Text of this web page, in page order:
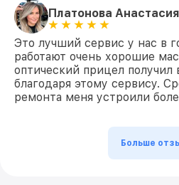
Платонова Анастасия
Это лучший сервис у нас в
работают очень хорошие
оптический прицел
благодаря этому сервису.
ремонта меня устроили
Больше